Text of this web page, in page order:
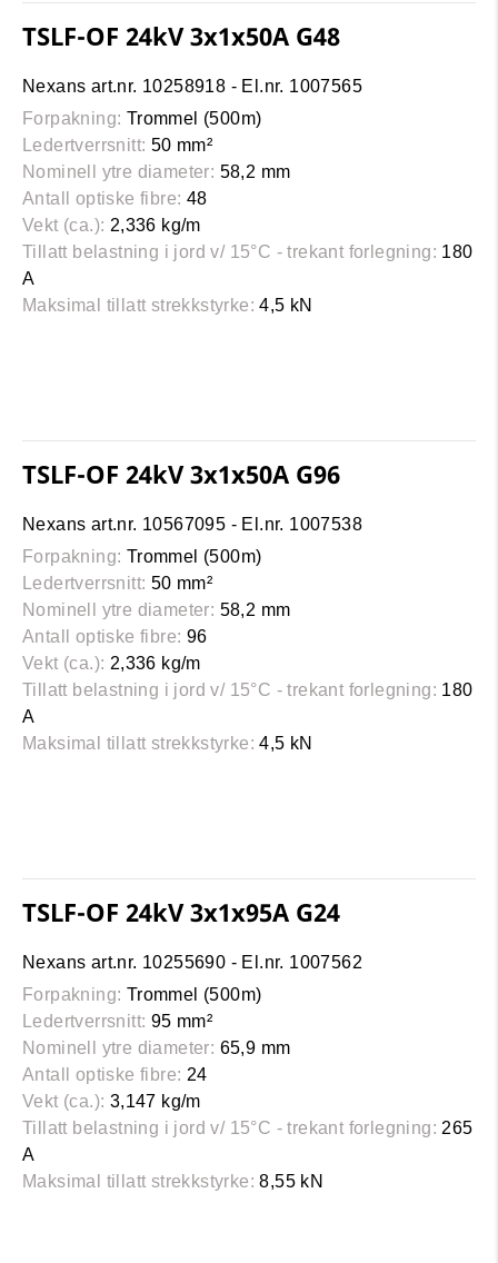
TSLF-OF 24kV 3x1x50A G48
Nexans art.nr. 10258918 - El.nr. 1007565
Forpakning: Trommel (500m)
Ledertverrsnitt: 50 mm²
Nominell ytre diameter: 58,2 mm
Antall optiske fibre: 48
Vekt (ca.): 2,336 kg/m
Tillatt belastning i jord v/ 15°C - trekant forlegning: 180
A
Maksimal tillatt strekkstyrke: 4,5 kN
TSLF-OF 24kV 3x1x50A G96
Nexans art.nr. 10567095 - El.nr. 1007538
Forpakning: Trommel (500m)
Ledertverrsnitt: 50 mm²
Nominell ytre diameter: 58,2 mm
Antall optiske fibre: 96
Vekt (ca.): 2,336 kg/m
Tillatt belastning i jord v/ 15°C - trekant forlegning: 180
A
Maksimal tillatt strekkstyrke: 4,5 kN
TSLF-OF 24kV 3x1x95A G24
Nexans art.nr. 10255690 - El.nr. 1007562
Forpakning: Trommel (500m)
Ledertverrsnitt: 95 mm²
Nominell ytre diameter: 65,9 mm
Antall optiske fibre: 24
Vekt (ca.): 3,147 kg/m
Tillatt belastning i jord v/ 15°C - trekant forlegning: 265
A
Maksimal tillatt strekkstyrke: 8,55 kN